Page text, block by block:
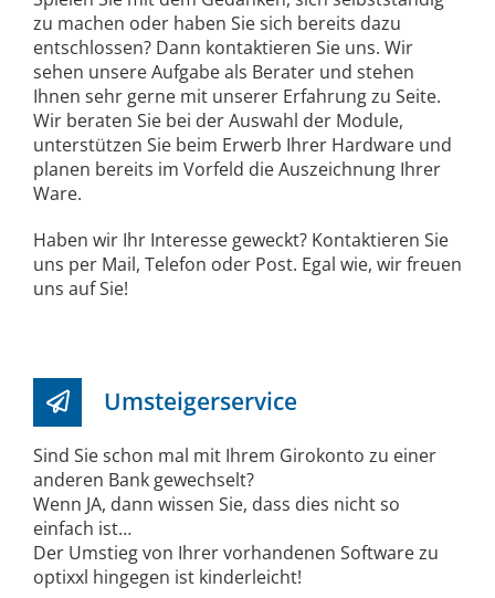
zu machen oder haben Sie sich bereits dazu
entschlossen? Dann kontaktieren Sie uns. Wir
sehen unsere Aufgabe als Berater und stehen
Ihnen sehr gerne mit unserer Erfahrung zu Seite.
Wir beraten Sie bei der Auswahl der Module,
unterstützen Sie beim Erwerb Ihrer Hardware und
planen bereits im Vorfeld die Auszeichnung Ihrer
Ware.
Haben wir Ihr Interesse geweckt? Kontaktieren Sie
uns per Mail, Telefon oder Post. Egal wie, wir freuen
uns auf Sie!
Umsteigerservice
Sind Sie schon mal mit Ihrem Girokonto zu einer
anderen Bank gewechselt?
Wenn JA, dann wissen Sie, dass dies nicht so
einfach ist…
Der Umstieg von Ihrer vorhandenen Software zu
optixxl hingegen ist kinderleicht!